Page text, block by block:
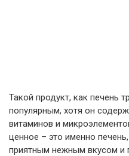
Такой продукт, как печень
популярным, хотя он
витаминов и
ценное – это именно
приятным нежным вкусом и